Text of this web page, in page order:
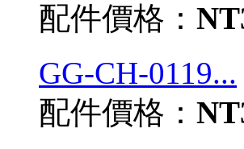
配件價格：
GG-CH-0119...
配件價格：